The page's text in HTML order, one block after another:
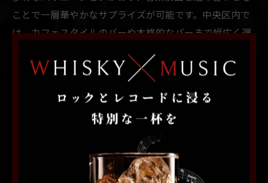
ことで一層華やかなサプライズが可能です。中央区内で
は、カフェスタイルのバーや本格的なバーまで幅広く選
注意点として、当日注文が難しい場合があるため、早め
の予約と希望内容の確認が大切です。利用者からは「メ
ッセージ入りのプレートと音楽で感動した」「友人の誕
生日が忘れられない思い出になった」といった声が寄せ
られ、誕生日に特別な演出を求める方にはおすすめで